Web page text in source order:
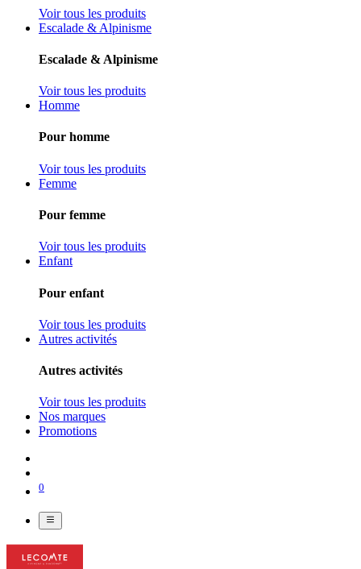
Voir tous les produits
Escalade & Alpinisme
Escalade & Alpinisme
Voir tous les produits
Homme
Pour homme
Voir tous les produits
Femme
Pour femme
Voir tous les produits
Enfant
Pour enfant
Voir tous les produits
Autres activités
Autres activités
Voir tous les produits
Nos marques
Promotions
0